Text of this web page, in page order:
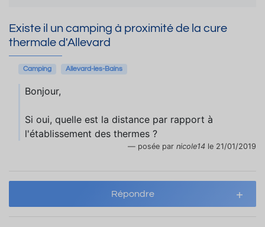
Existe il un camping à proximité de la cure
thermale d'Allevard
Camping Allevard-les-Bains
Bonjour,
Si oui, quelle est la distance par rapport à
l'établissement des thermes ?
posée par nicole14 le 21/01/2019
Répondre